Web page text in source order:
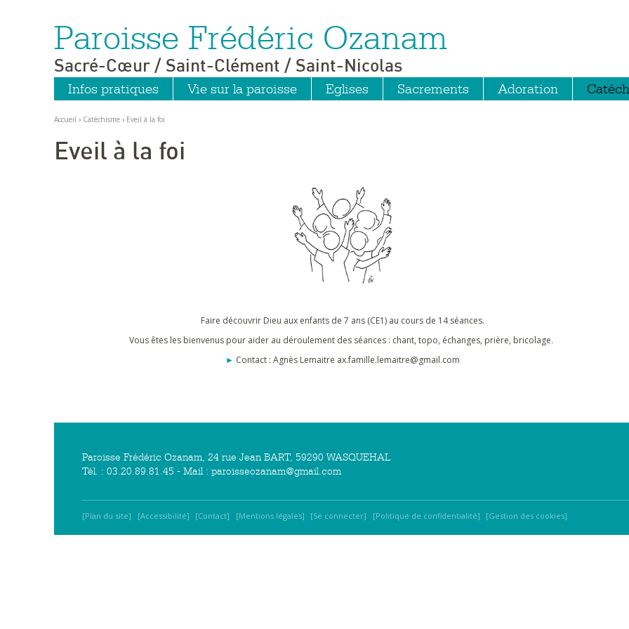
Aller
contenu.
Aller
à
navigation
Outils
personnels
Paroisse Frédéric Ozanam
Sacré-Cœur / Saint-Clément / Saint-Nicolas
Infos pratiques Vie sur la paroisse Eglises Sacrements Adoration
Accueil › Catéchisme › Eveil à la foi
Eveil à la foi
Faire découvrir Dieu aux enfants de 7 ans (CE1) au cours de 14 séances.
Vous êtes les bienvenus pour aider au déroulement des séances : chant, topo, échanges, prière, bricolage.
► Contact : Agnès Lemaitre ax.famille.lemaitre@gmail.com
Paroisse Frédéric Ozanam, 24 rue Jean BART, 59290 WASQUEHAL
Tél. : 03.20.89.81.45 - Mail : paroisseozanam@gmail.com
Plan du site Accessibilité Contact Mentions légales Se connecter Politique de confidentialité Gestion des cookies